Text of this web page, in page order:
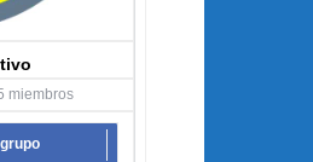
miembros